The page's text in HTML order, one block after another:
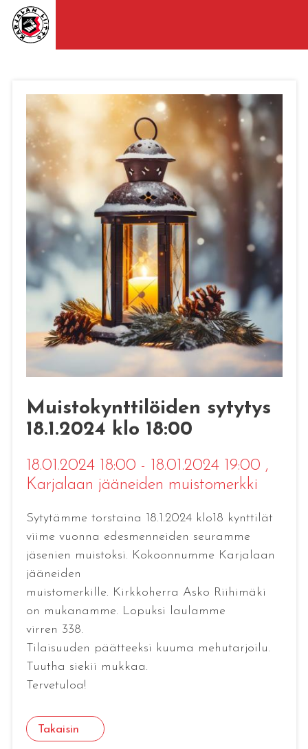
Muistokynttilöiden sytytys
18.1.2024 klo 18:00
18.01.2024 18:00 - 18.01.2024 19:00 ,
Karjalaan jääneiden muistomerkki
Sytytämme torstaina 18.1.2024 klo18 kynttilät
viime vuonna edesmenneiden seuramme
jäsenien muistoksi. Kokoonnumme Karjalaan
jääneiden
muistomerkille. Kirkkoherra Asko Riihimäki
on mukanamme. Lopuksi laulamme
virren 338.
Tilaisuuden päätteeksi kuuma mehutarjoilu.
Tuutha siekii mukkaa.
Tervetuloa!
Takaisin